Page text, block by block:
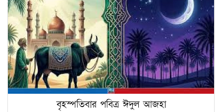
বৃহস্পতিবার পবিত্র ঈদুল আজহা